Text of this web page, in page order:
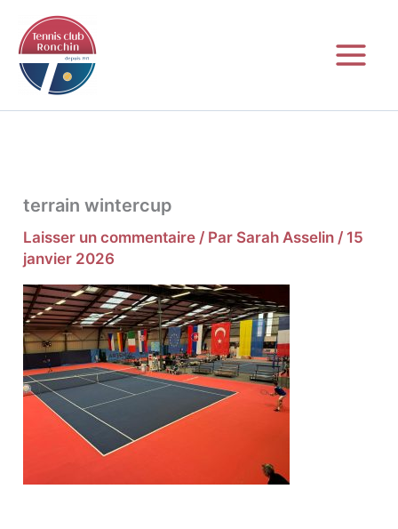
contenu
terrain wintercup
Laisser un commentaire / Par Sarah Asselin / 15
janvier 2026